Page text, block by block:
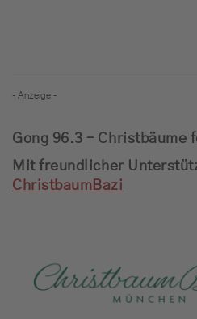
- Anzeige -
Gong 96.3 – Christbäume
Mit freundlicher
ChristbaumBazi